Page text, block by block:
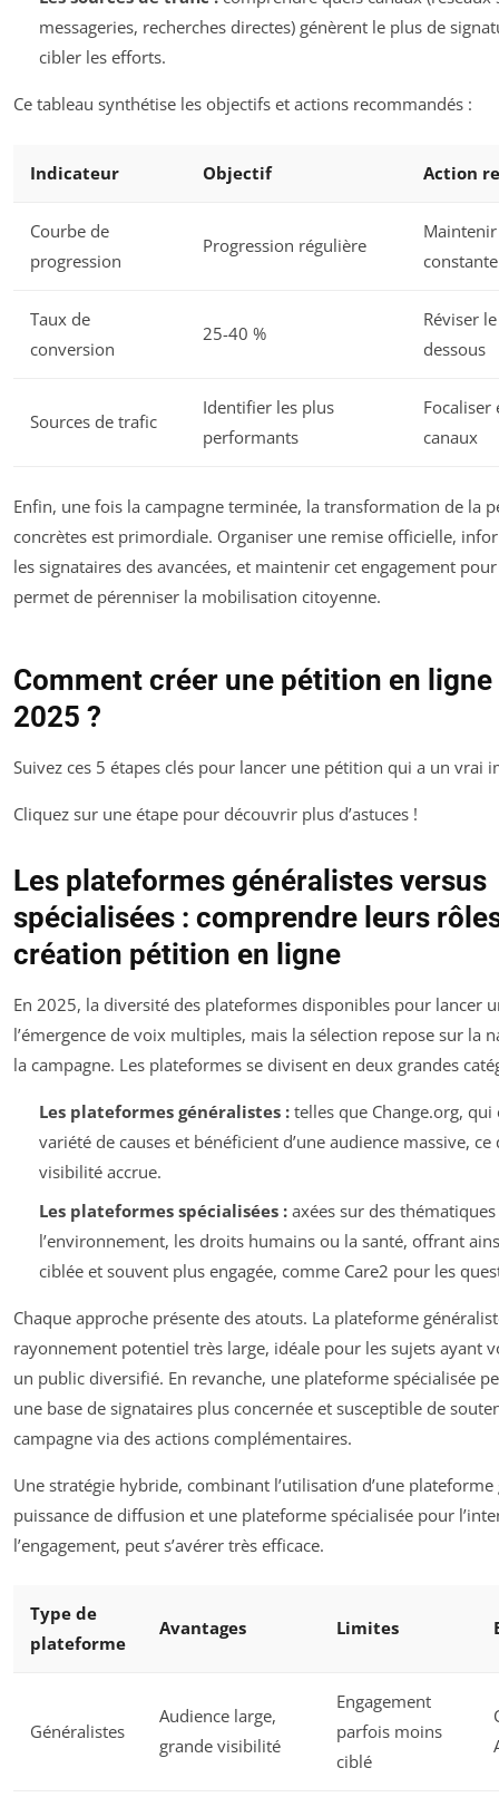
messageries, recherches directes) génèrent le plus de
cibler les efforts.
Ce tableau synthétise les objectifs et actions recommandés :
Indicateur Objectif Action
Courbe de
progression
Progression régulière
constante
Taux de
conversion
25-40 %
Réviser
dessous
Sources de trafic
Identifier les plus
performants
Focaliser
canaux
Enfin, une fois la campagne terminée, la transformation de la
concrètes est primordiale. Organiser une remise officielle,
les signataires des avancées, et maintenir cet engagement
permet de pérenniser la mobilisation citoyenne.
Comment créer une pétition en
2025 ?
Suivez ces 5 étapes clés pour lancer une pétition qui a un vrai
Cliquez sur une étape pour découvrir plus d’astuces !
Les plateformes généralistes versus
spécialisées : comprendre leurs
création pétition en ligne
En 2025, la diversité des plateformes disponibles pour lancer
l’émergence de voix multiples, mais la sélection repose sur la
la campagne. Les plateformes se divisent en deux grandes
Les plateformes généralistes :telles que Change.org, qui
variété de causes et bénéficient d’une audience massive,
visibilité accrue.
Les plateformes spécialisées :axées sur des
l’environnement, les droits humains ou la santé, offrant
ciblée et souvent plus engagée, comme Care2 pour les
Chaque approche présente des atouts. La plateforme
rayonnement potentiel très large, idéale pour les sujets ayant
un public diversifié. En revanche, une plateforme spécialisée
une base de signataires plus concernée et susceptible de
campagne via des actions complémentaires.
Une stratégie hybride, combinant l’utilisation d’une
puissance de diffusion et une plateforme spécialisée pour
l’engagement, peut s’avérer très efficace.
Type de
plateforme
Avantages Limites
Généralistes
Audience large,
grande visibilité
Engagement
parfois moins
ciblé